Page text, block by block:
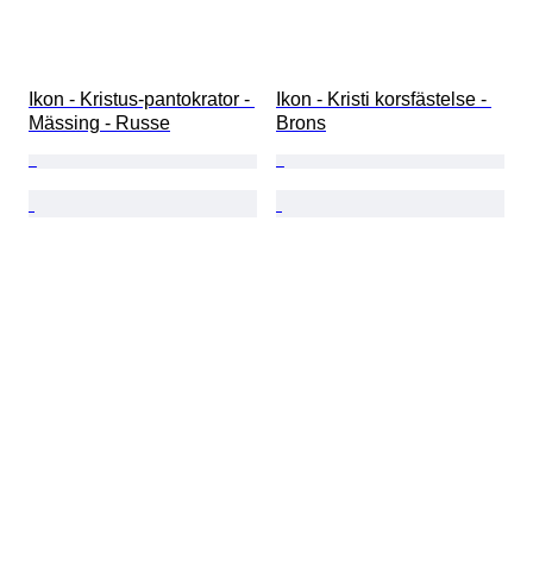
Ikon - Kristus-pantokrator -
Mässing - Russe
Ikon - Kristi korsfästelse -
Brons